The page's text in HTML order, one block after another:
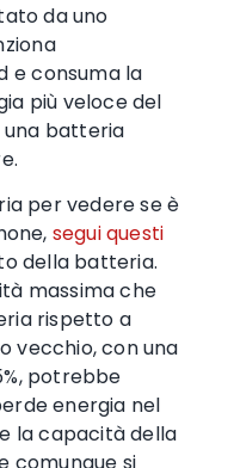
da uno
e consuma la
più veloce del
una batteria
.
per vedere se è
, segui questi
della batteria.
massima che
rispetto a
vecchio, con una
potrebbe
energia nel
la capacità della
comunque si